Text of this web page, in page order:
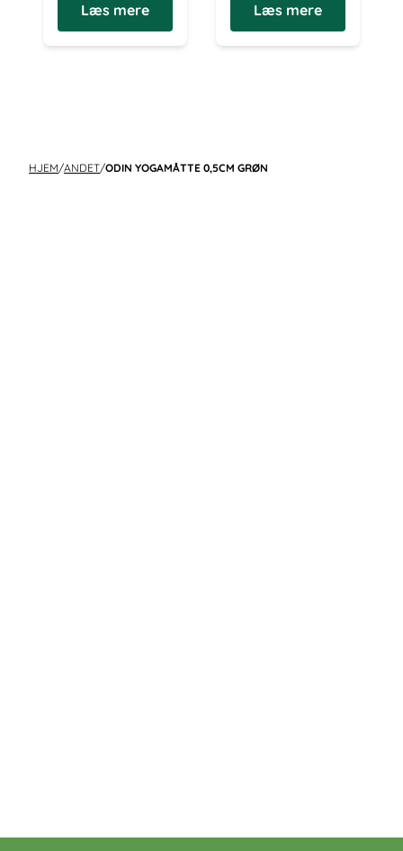
Læs mere Læs mere
HJEM/ANDET/ODIN YOGAMÅTTE 0,5CM GRØN